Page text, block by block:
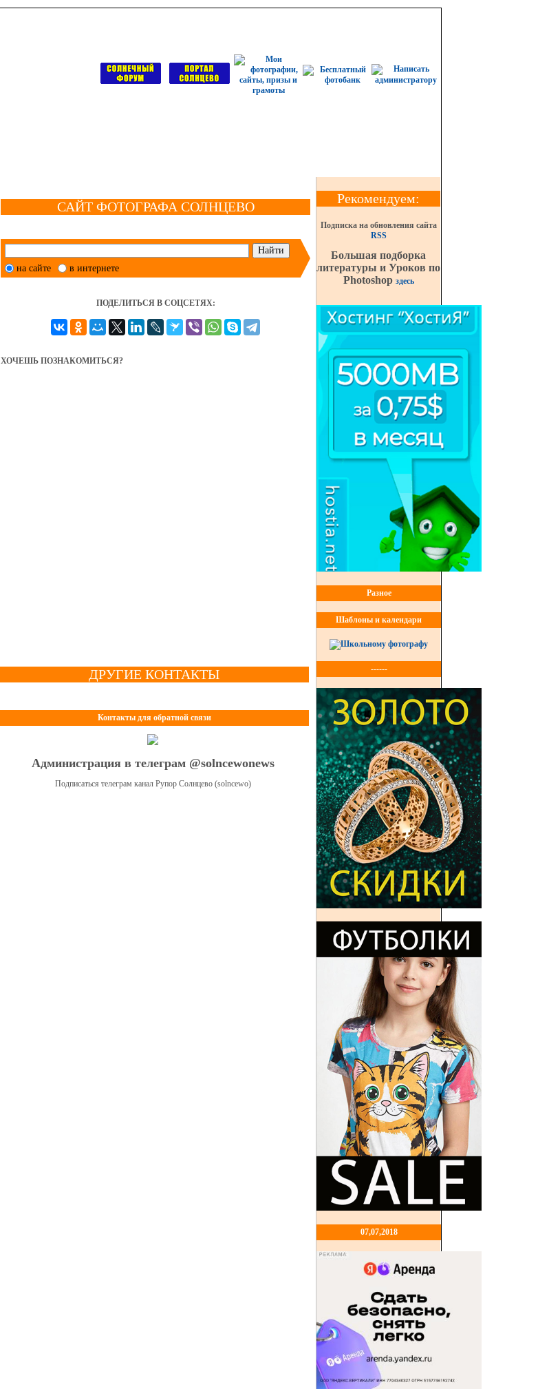
САЙТ ФОТОГРАФА СОЛНЦЕВО
на сайте в интернете
ПОДЕЛИТЬСЯ В СОЦСЕТЯХ:
ХОЧЕШЬ ПОЗНАКОМИТЬСЯ?
ДРУГИЕ КОНТАКТЫ
Контакты для обратной связи
Администрация в телеграм @solncewonews
Подписаться телеграм канал Рупор Солнцево (solncewo)
Рекомендуем:
Подписка на обновления сайта
RSS
Большая подборка
литературы и Уроков по
Photoshop здесь
Разное
Шаблоны и календари
------
07,07,2018